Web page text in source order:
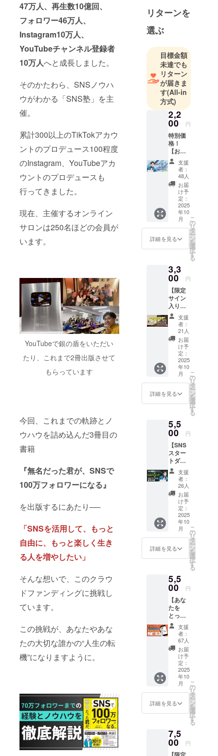
47万人、再生数10億回、
フォロワー46万人、
Instagram10万人、
YouTubeチャンネル登録者
10万人へと成長しました。
そのかたわら、SNSノウハ
ウがわかる「SNS塾」を主
催。
累計300以上のTikTokアカウ
ントのプロデュース100程度
のInstagram、YouTubeアカ
ウントのプロデュースも
行ってきました。
現在、主催するオンライン
サロンは250名ほどの会員が
います。
YouTubeで銀の盾をいただい
たり、これまで2冊出版させて
もらっています
今回、これまでの軌跡とノ
ウハウを詰め込んだ3冊目の
書籍
『無名だった君が、SNSで
100万フォロワーになる』
を出版するにあたり──
「SNSを活用して、もっと
自由に、もっと楽しく生き
る人を増やしたい」
そんな想いで、このクラウ
ドファンディングに挑戦し
ています。
この挑戦が、あなたやあな
たの大切な誰かの“人生の転
機”になりますように。
話題を呼
び、累計再
生数10億
回、フォロ
ワー数46万
人（2023年
11月現在）
のtiktokクリ
エイターと
して活動
中。 また、
インスタ、
YouTubeへ
のショート
動画投稿も
開始。イン
スタ10万
ワー、
YouTube
チャンネル
登録者10万
人と人気を
ンフルエン
サー活動の
傍、SNSプ
ロデュース
活動も開始
し、2024年5
月時点で500
tiktokアカウ
ント、150を
超えるイン
ントをプロ
大手美容外
科等から、
SNS初心者
の個人さん
まで幅広く
コンサルを
実施。 ま
た、ショー
ト動画を中
心にSNS攻
略法が分か
る「SNS
塾」を、メ
ンバー200名
イン「発信
力の学校」
を主催して
リターンを
選ぶ
目標金額
未達でも
リターン
が届きま
す(All-in
方式)
2,2
00 円
特別価
格！
【お礼
メッ
セージ
×SNSス
ペシャ
ルセミ
ナー
セッ
ト】 感
謝の気
持ち
と、実
践的な
学びを
でお届
け！ こ
のリ
ターン
では、
ご支援
いただ
いた皆
さまへ
「心を
込めた
お礼
メッ
セー
ジ」
と、
SNS活
学べる
【SNS
スペ
シャル
セミ
ナーご
招待
（アー
カイブ
あ
り）】
をセッ
トでお
届けし
ます。
セミ
ナーで
始めた
人でも
成果を
出せる
ように
なるた
めの考
え方
や、 伸
びるア
カウン
トの共
通点、
日々の
実践に
かせる
テク
みなく
公開。
リアル
支援
者：
48人
お届
け予
定：
2025
年10
月
詳細を見る
こ
の
リ
タ
ー
ン
を
選
択
す
る
3,3
00 円
【限定
サイン
入り！
新刊特
別価
格】
SNSの
本質が
詰まっ
た1冊を
あなた
へ ！ こ
のリ
ターン
では、
とっ
筆サイ
ン入り
新刊
『無名
だった
君が、
SNSで
100万
フォロ
ワーに
なる』
をお届
けしま
す！ 書
籍に
は、
SNSで
てきた
実体験
や、 5
年かけ
て蓄積
したバ
ズの法
則、伸
びる人
の思
考、習
慣、戦
略を
ぎゅっ
と詰め
込みま
した。
●こんな
・新刊
を特別
価格で
支援
者：
21人
お届
け予
定：
2025
年10
月
詳細を見る
こ
の
リ
タ
ー
ン
を
選
択
す
る
5,5
00 円
【SNS
スター
トダッ
シュ応
援セッ
ト】 ＼
これか
らSNS
を頑張
りたい
あなた
へ ／ こ
のリ
ターン
では、
以下の3
届けし
ます ①
SNS特
別セミ
ナー招
待
（アー
カイブ
あり）
累計10
億回再
生、
フォロ
ワー70
万を超
え
る“とっ
で大切
にして
きた戦
支援
者：
26人
お届
け予
定：
2025
年10
月
詳細を見る
こ
の
リ
タ
ー
ン
を
選
択
す
る
5,5
00 円
【あな
たを
とっ
しーが
ご紹
介！】
＼ とっ
しーの
SNSで
応援・
シェア
させて
いただ
きます
／ この
リター
は、
とっ
しーの
支援
者：
67人
お届
け予
定：
2025
年10
月
詳細を見る
こ
の
リ
タ
ー
ン
を
選
択
す
る
7,5
00 円